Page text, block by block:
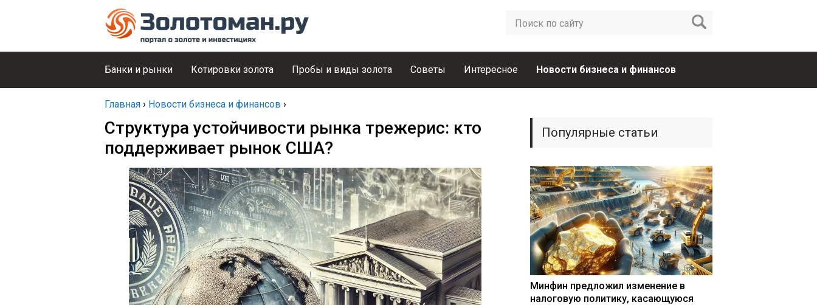
Банки и рынки Котировки золота Пробы и виды золота Советы Интересное Новости бизнеса и финансов
Главная › Новости бизнеса и финансов ›
Структура устойчивости рынка трежерис: кто
поддерживает рынок США?
Популярные статьи
Минфин предложил изменение в
налоговую политику, касающуюся